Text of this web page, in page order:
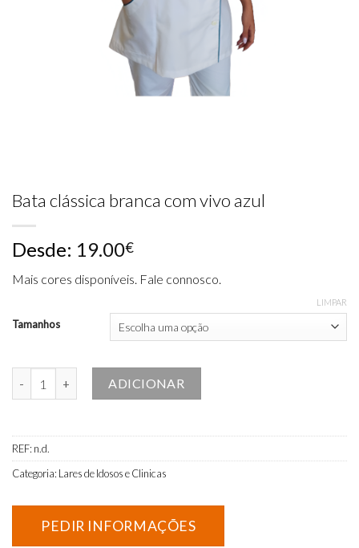
Bata clássica branca com vivo azul
Desde: 19.00€
Mais cores disponíveis. Fale connosco.
Tamanhos
LIMPAR
ADICIONAR
REF: n.d.
Categoria: Lares de Idosos e Clinicas